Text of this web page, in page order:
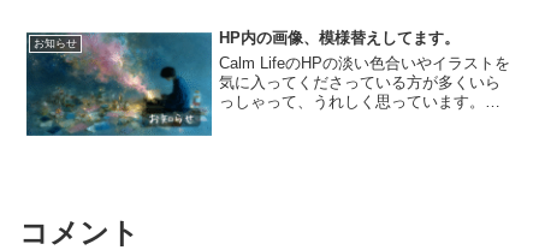
熱が入りすぎ、告知が遅くなってしまい
ました。申し訳ありません...
お知らせ
HP内の画像、模様替えしてます。
Calm LifeのHPの淡い色合いやイラストを
気に入ってくださっている方が多くいら
っしゃって、うれしく思っています。し
コメント